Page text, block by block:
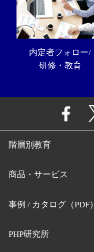
内定者フォロー/
研修・教育
階層別教育
商品・サービス
事例 / カタログ（PDF）
PHP研究所